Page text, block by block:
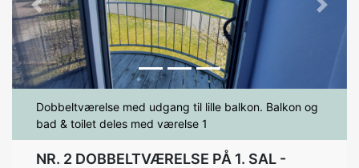
Previous Next
Dobbeltværelse med udgang til lille balkon. Balkon og
bad & toilet deles med værelse 1
NR. 2 DOBBELTVÆRELSE PÅ 1. SAL -